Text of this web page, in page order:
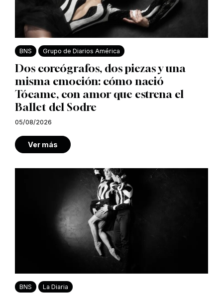
BNS Grupo de Diarios América
Dos coreógrafos, dos piezas y una
misma emoción: cómo nació
Tócame, con amor que estrena el
Ballet del Sodre
05/08/2026
Ver más
BNS La Diaria